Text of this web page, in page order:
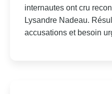
internautes ont cru
Lysandre Nadeau.
accusations et besoin